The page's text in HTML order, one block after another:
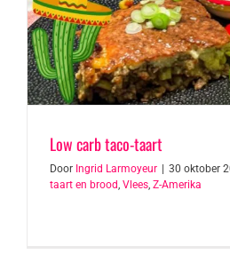
Low carb taco-taart
Door Ingrid Larmoyeur 30 oktober
taart en brood, Vlees, Z-Amerika